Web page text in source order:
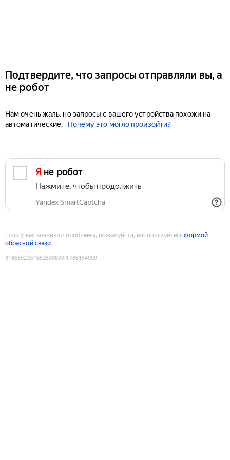
Подтвердите, что запросы отправляли вы, а
не робот
Нам очень жаль, но запросы с вашего устройства похожи на
автоматические.
Почему это могло произойти?
Я не робот
Нажмите, чтобы продолжить
Yandex SmartCaptcha
Если у вас возникли проблемы, пожалуйста, воспользуйтесьформой
обратной связи
9186302051852639690:1786154009